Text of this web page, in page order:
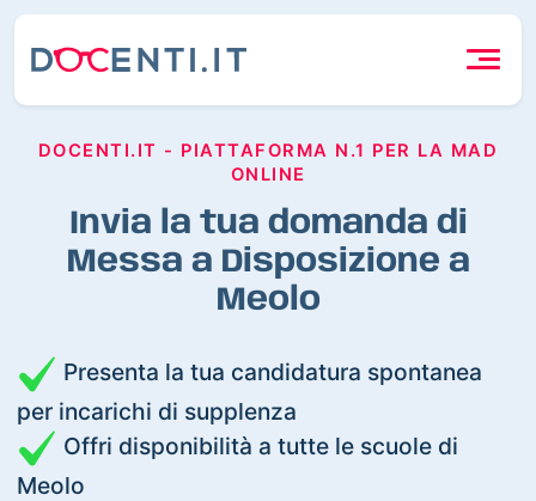
DOCENTI.IT - PIATTAFORMA N.1 PER LA MAD
ONLINE
Invia la tua domanda di
Messa a Disposizione a
Meolo
Presenta la tua candidatura spontanea
per incarichi di supplenza
Offri disponibilità a tutte le scuole di
Meolo